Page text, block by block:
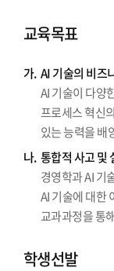
교육목표
가. AI 기술의 비즈
AI 기술이 다양
프로세스 혁신
있는 능력을 배
나. 통합적 사고 및
경영학과 AI 기
AI 기술에 대한
교과과정을 통
학생선발